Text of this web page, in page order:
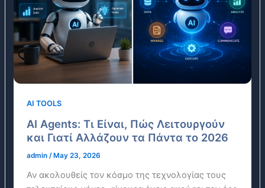
AI TOOLS
AI Agents: Τι Είναι, Πώς Λειτουργούν
και Γιατί Αλλάζουν τα Πάντα το 2026
admin/ May 23, 2026
Αν ακολουθείς τον κόσμο της τεχνολογίας τους